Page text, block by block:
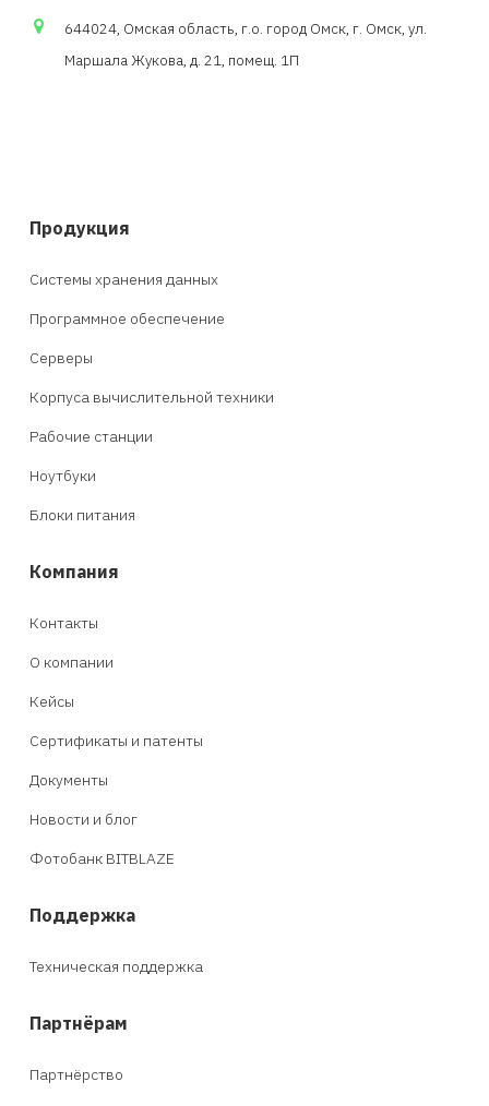
644024, Омская область, г.о. город Омск, г. Омск, ул.
Маршала Жукова, д. 21, помещ. 1П
Продукция
Системы хранения данных
Программное обеспечение
Серверы
Корпуса вычислительной техники
Рабочие станции
Ноутбуки
Блоки питания
Компания
Контакты
О компании
Кейсы
Сертификаты и патенты
Документы
Новости и блог
Фотобанк BITBLAZE
Поддержка
Техническая поддержка
Партнёрам
Партнёрство